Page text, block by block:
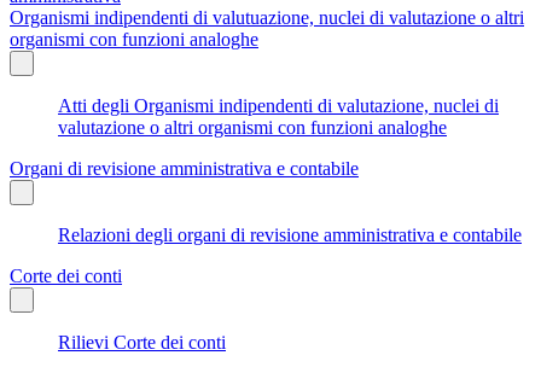
Organismi indipendenti di valutuazione, nuclei di valutazione o altri
organismi con funzioni analoghe
Atti degli Organismi indipendenti di valutazione, nuclei di
valutazione o altri organismi con funzioni analoghe
Organi di revisione amministrativa e contabile
Relazioni degli organi di revisione amministrativa e contabile
Corte dei conti
Rilievi Corte dei conti